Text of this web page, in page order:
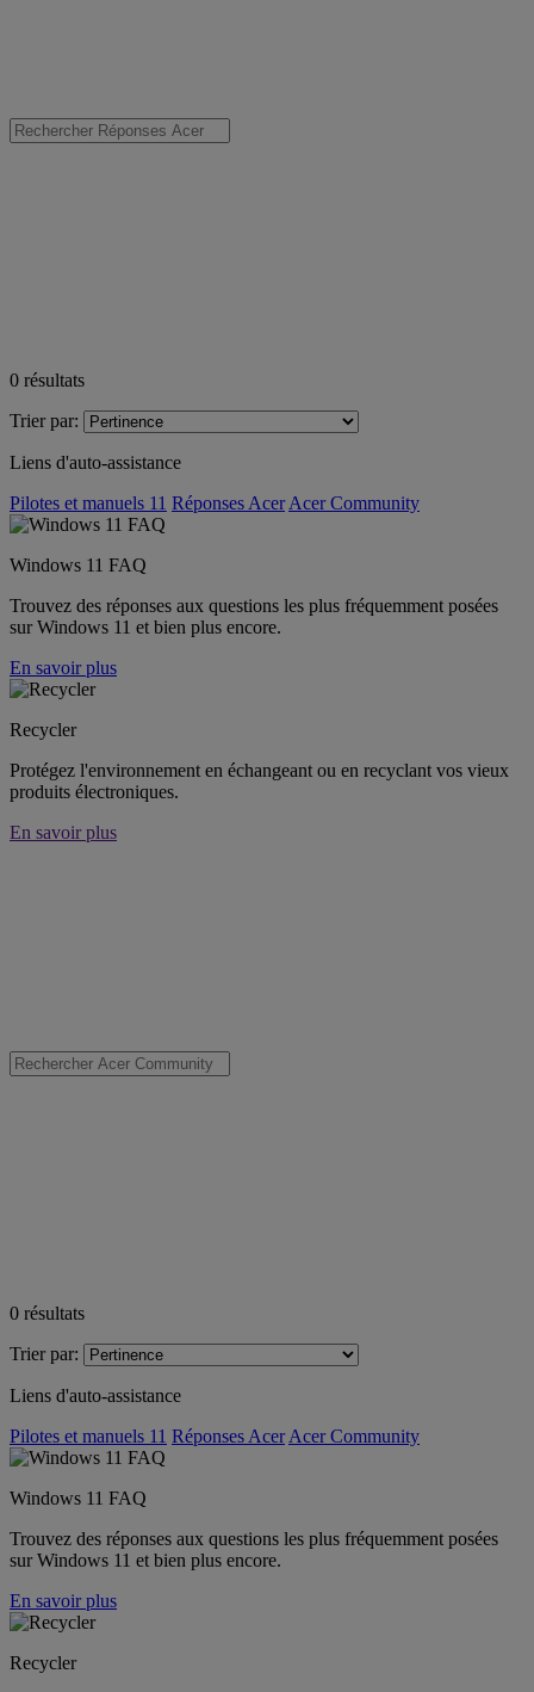
0 résultats
Trier par:
Liens d'auto-assistance
Pilotes et manuels 11 Réponses Acer Acer Community
Windows 11 FAQ
Trouvez des réponses aux questions les plus fréquemment posées
sur Windows 11 et bien plus encore.
En savoir plus
Recycler
Protégez l'environnement en échangeant ou en recyclant vos vieux
produits électroniques.
En savoir plus
0 résultats
Trier par:
Liens d'auto-assistance
Pilotes et manuels 11 Réponses Acer Acer Community
Windows 11 FAQ
Trouvez des réponses aux questions les plus fréquemment posées
sur Windows 11 et bien plus encore.
En savoir plus
Recycler